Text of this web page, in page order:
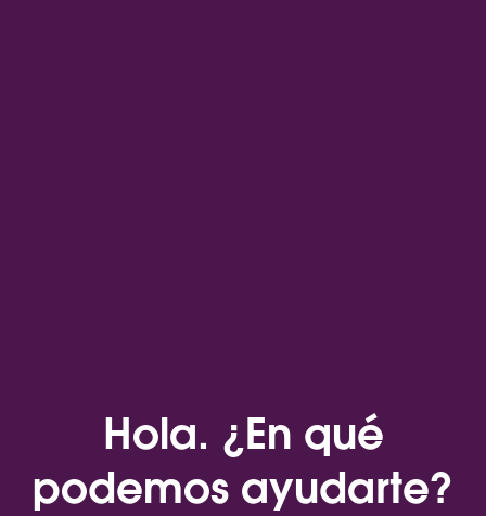
Hola. ¿En qué
podemos ayudarte?